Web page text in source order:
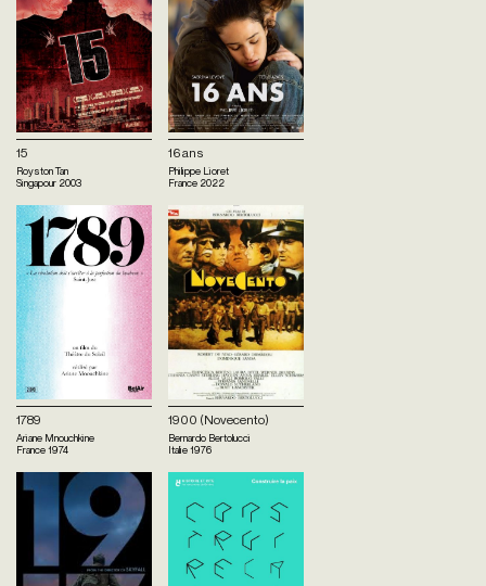
15
Royston Tan
Singapour 2003
16 ans
Philippe Lioret
France 2022
1789
Ariane Mnouchkine
France1974
1900 (Novecento)
Bernardo Bertolucci
Italie1976